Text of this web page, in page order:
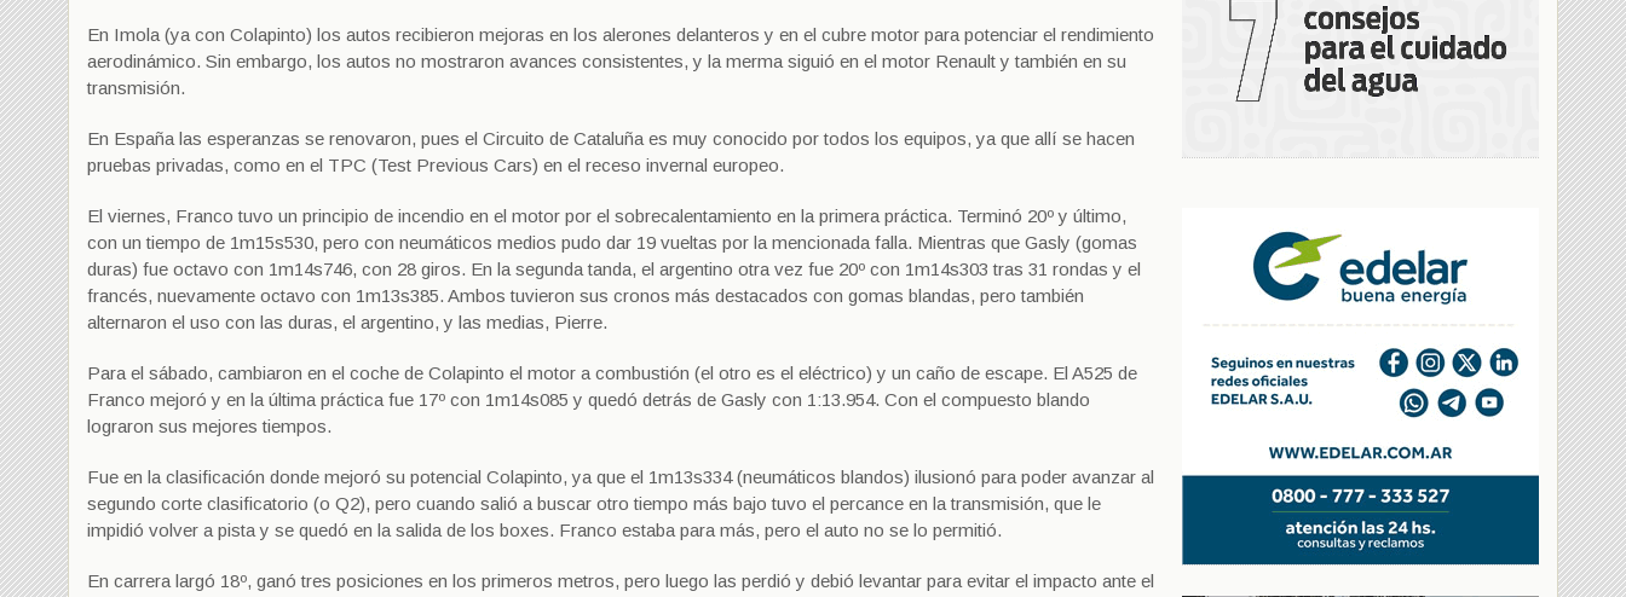
En Imola (ya con Colapinto) los autos recibieron mejoras en los alerones delanteros y en el cubre motor para potenciar el rendimiento
aerodinámico. Sin embargo, los autos no mostraron avances consistentes, y la merma siguió en el motor Renault y también en su
transmisión.
En España las esperanzas se renovaron, pues el Circuito de Cataluña es muy conocido por todos los equipos, ya que allí se hacen
pruebas privadas, como en el TPC (Test Previous Cars) en el receso invernal europeo.
El viernes, Franco tuvo un principio de incendio en el motor por el sobrecalentamiento en la primera práctica. Terminó 20º y último,
con un tiempo de 1m15s530, pero con neumáticos medios pudo dar 19 vueltas por la mencionada falla. Mientras que Gasly (gomas
duras) fue octavo con 1m14s746, con 28 giros. En la segunda tanda, el argentino otra vez fue 20º con 1m14s303 tras 31 rondas y el
francés, nuevamente octavo con 1m13s385. Ambos tuvieron sus cronos más destacados con gomas blandas, pero también
alternaron el uso con las duras, el argentino, y las medias, Pierre.
Para el sábado, cambiaron en el coche de Colapinto el motor a combustión (el otro es el eléctrico) y un caño de escape. El A525 de
Franco mejoró y en la última práctica fue 17º con 1m14s085 y quedó detrás de Gasly con 1:13.954. Con el compuesto blando
lograron sus mejores tiempos.
Fue en la clasificación donde mejoró su potencial Colapinto, ya que el 1m13s334 (neumáticos blandos) ilusionó para poder avanzar al
segundo corte clasificatorio (o Q2), pero cuando salió a buscar otro tiempo más bajo tuvo el percance en la transmisión, que le
impidió volver a pista y se quedó en la salida de los boxes. Franco estaba para más, pero el auto no se lo permitió.
En carrera largó 18º, ganó tres posiciones en los primeros metros, pero luego las perdió y debió levantar para evitar el impacto ante el